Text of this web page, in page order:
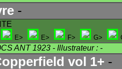
-
E> E> F> G>
ANT 1923 - Illustrateur : -
vol 1+ -